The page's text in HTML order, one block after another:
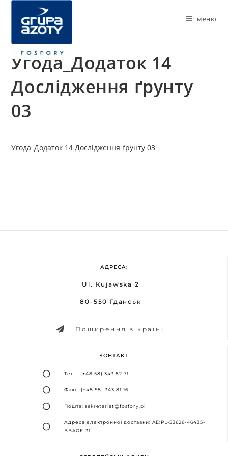
меню
Угода_Додаток 14
Дослідження ґрунту
03
Угода_Додаток 14 Дослідження ґрунту 03
АДРЕСА:
Ul. Kujawska 2
80-550 Гданськ
Поширення в країні
КОНТАКТ
Тел .: (+48 58) 343 82 71
Факс: (+48 58) 343 81 16
Пошта: sekretariat@fosfory.pl
Адреса електронної доставки: AE:PL-53626-46435-
BBAGE-31